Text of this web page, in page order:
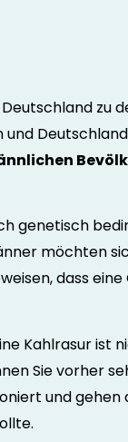
zu
Deutschland
genetisch
möchten
dass
Kahlrasur ist
Sie vorher
und